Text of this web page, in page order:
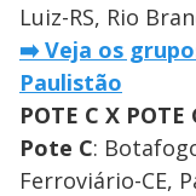
Luiz-RS, Rio
➡️ Veja os
Paulistão
POTE C X POTE
Pote C:
Ferroviário-CE,